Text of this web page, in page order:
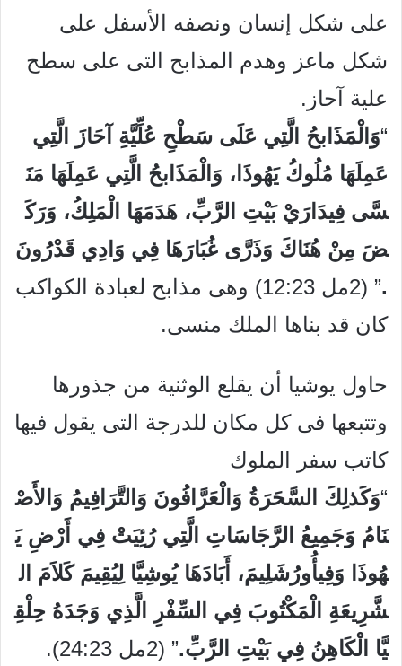
على شكل إنسان ونصفه الأسفل على
شكل ماعز وهدم المذابح التى على سطح
علية آحاز.
“وَالْمَذَابحُ الَّتِي عَلَى سَطْحِ عُلِّيَّةِ آحَازَ
الَّتِي
عَمِلَهَا مُلُوكُ يَهُوذَا، وَالْمَذَابحُ الَّتِي عَمِلَهَا مَنَ
سَّى فِيدَارَيْ بَيْتِ الرَّبِّ، هَدَمَهَا الْمَلِكُ، وَرَكَ
ضَ مِنْ هُنَاكَ وَذَرَّى غُبَارَهَا فِي وَادِي قَدْرُونَ
.
” (2مل 12:23) وهى مذابح لعبادة الكواكب
كان قد بناها الملك منسى.
حاول يوشيا أن يقلع الوثنية من جذورها
وتتبعها فى كل مكان للدرجة التى يقول فيها
كاتب سفر الملوك
“وَكَذلِكَ السَّحَرَةُ وَالْعَرَّافُونَ وَالتَّرَافِيمُ وَالأَصْ
نَامُ وَجَمِيعُ الرَّجَاسَاتِ الَّتِي رُئِيَتْ فِي أَرْضِ يَ
هُوذَا وَفِيأُورُشَلِيمَ، أَبَادَهَا يُوشِيَّا لِيُقِيمَ كَلاَمَ ال
شَّرِيعَةِ الْمَكْتُوبَ فِي السِّفْرِ الَّذِي وَجَدَهُ حِلْقِ
يَّا
الْكَاهِنُ فِي بَيْتِ الرَّبِّ.” (2مل 24:23).